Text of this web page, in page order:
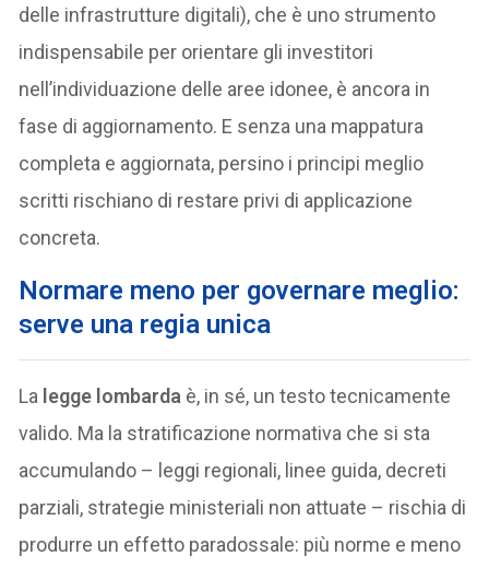
delle infrastrutture digitali), che è uno strumento
indispensabile per orientare gli investitori
nell’individuazione delle aree idonee, è ancora in
fase di aggiornamento. E senza una mappatura
completa e aggiornata, persino i principi meglio
scritti rischiano di restare privi di applicazione
concreta.
Normare meno per governare meglio:
serve una regia unica
La legge lombarda è, in sé, un testo tecnicamente
valido. Ma la stratificazione normativa che si sta
accumulando – leggi regionali, linee guida, decreti
parziali, strategie ministeriali non attuate – rischia di
produrre un effetto paradossale: più norme e meno